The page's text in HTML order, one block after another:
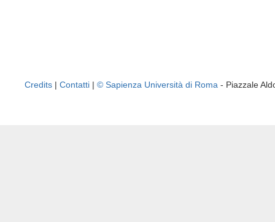
Credits | Contatti | © Sapienza Università di Roma - Piazzale